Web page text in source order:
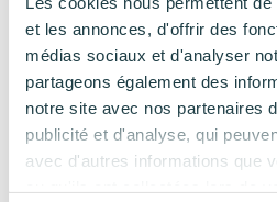
et les annonces, d'offrir des
médias sociaux et d'analyser
partageons également des
notre site avec nos partenaires
publicité et d'analyse, qui
avec d'autres informations que
NOS